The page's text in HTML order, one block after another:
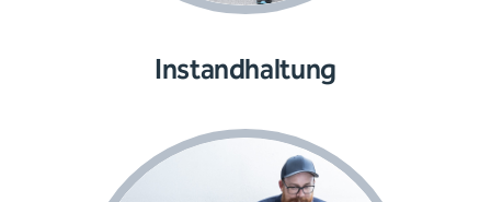
Instandhaltung